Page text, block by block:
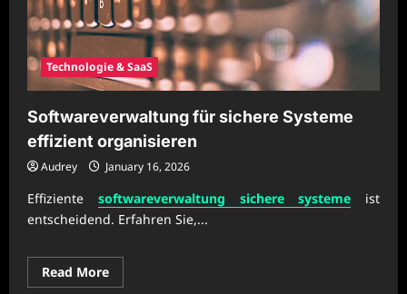
Technologie & SaaS
Softwareverwaltung für sichere Systeme
effizient organisieren
Audrey January 16, 2026
Effiziente softwareverwaltung sichere systeme ist
entscheidend. Erfahren Sie,...
Read MoreRead
more